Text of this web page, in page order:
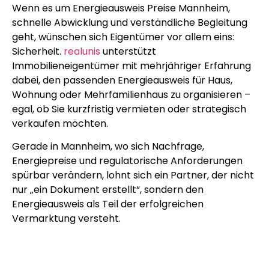
Wenn es um Energieausweis Preise Mannheim,
schnelle Abwicklung und verständliche Begleitung
geht, wünschen sich Eigentümer vor allem eins:
Sicherheit. realunis unterstützt
Immobilieneigentümer mit mehrjähriger Erfahrung
dabei, den passenden Energieausweis für Haus,
Wohnung oder Mehrfamilienhaus zu organisieren –
egal, ob Sie kurzfristig vermieten oder strategisch
verkaufen möchten.
Gerade in Mannheim, wo sich Nachfrage,
Energiepreise und regulatorische Anforderungen
spürbar verändern, lohnt sich ein Partner, der nicht
nur „ein Dokument erstellt“, sondern den
Energieausweis als Teil der erfolgreichen
Vermarktung versteht.